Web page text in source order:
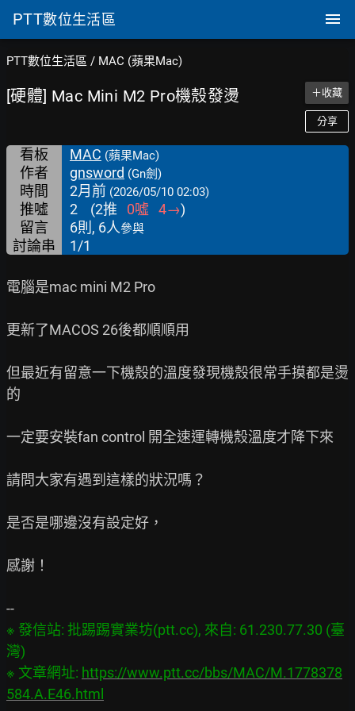
PTT數位生活區
PTT數位生活區 / MAC (蘋果Mac)
[硬體] Mac Mini M2 Pro機殼發燙 ＋收藏
分享
看板 MAC (蘋果Mac)
作者 gnsword (Gn劍)
時間 2月前 (2026/05/10 02:03)
推噓 2 (2推 0噓 4→)
留言
6則, 6人參與
討論串 1/1
電腦是mac mini M2 Pro
更新了MACOS 26後都順順用
但最近有留意一下機殼的溫度發現機殼很常手摸都是燙
的
一定要安裝fan control 開全速運轉機殼溫度才降下來
請問大家有遇到這樣的狀況嗎？
是否是哪邊沒有設定好，
感謝！
※ 發信站: 批踢踢實業坊(ptt.cc), 來自: 61.230.77.30 (臺
灣)
※ 文章網址: https://www.ptt.cc/bbs/MAC/M.1778378
584.A.E46.html